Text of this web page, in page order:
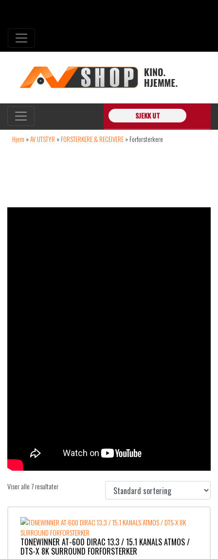
SJEKK UT
Hjem »AV UTSTYR » FORSTERKERE & RECEIVERE » Forforsterkere
Viser alle 7 resultater
TONEWINNER AT-600 DIRAC 13.3 / 15.1 KANALS ATMOS /
DTS-X 8K SURROUND FORFORSTERKER